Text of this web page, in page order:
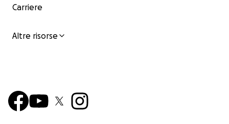
Carriere
Altre risorse